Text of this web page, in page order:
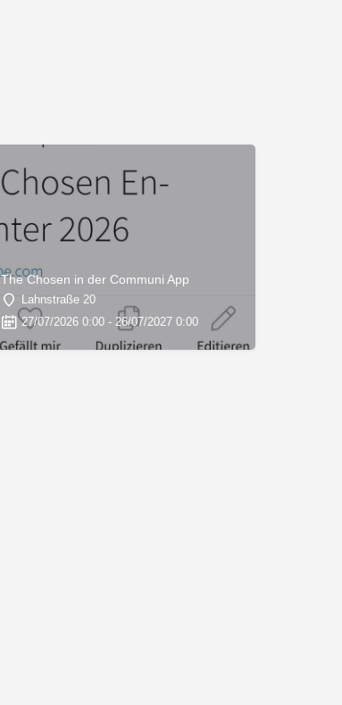
The Chosen in der Communi App
Lahnstraße 20
27/07/2026 0:00 - 26/07/2027 0:00